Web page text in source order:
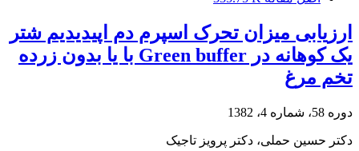
ارزیابی میزان تحرک اسپرم دم اپیدیدیم شتر
یک کوهانه در Green buffer با یا بدون زرده
تخم مرغ
دوره 58، شماره 4، 1382
دکتر حسین حملی، دکتر پرویز تاجیک